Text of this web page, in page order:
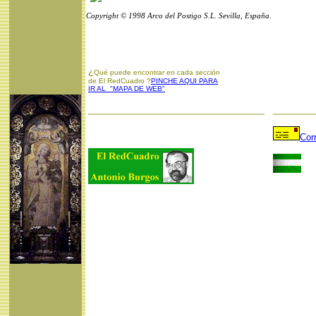
Copyright © 1998 Arco del Postigo S.L. Sevilla, España.
¿ Qué puede encontrar en cada sección
de El RedCuadro ?PINCHE AQUI PARA
IR AL "MAPA DE WEB"